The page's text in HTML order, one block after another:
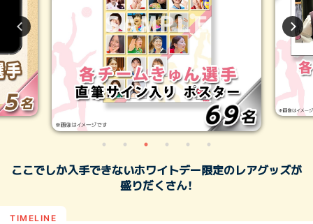
ここでしか入手できないホワイトデー限定のレアグッズが
盛りだくさん！